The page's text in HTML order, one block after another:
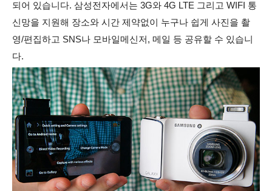
되어 있습니다. 삼성전자에서는 3G와 4G LTE 그리고 WIFI 통
신망을 지원해 장소와 시간 제약없이 누구나 쉽게 사진을 촬
영/편집하고 SNS나 모바일메신저, 메일 등 공유할 수 있습니
다.